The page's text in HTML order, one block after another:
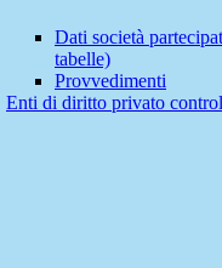
Dati società
tabelle)
Provvedimenti
Enti di diritto privato